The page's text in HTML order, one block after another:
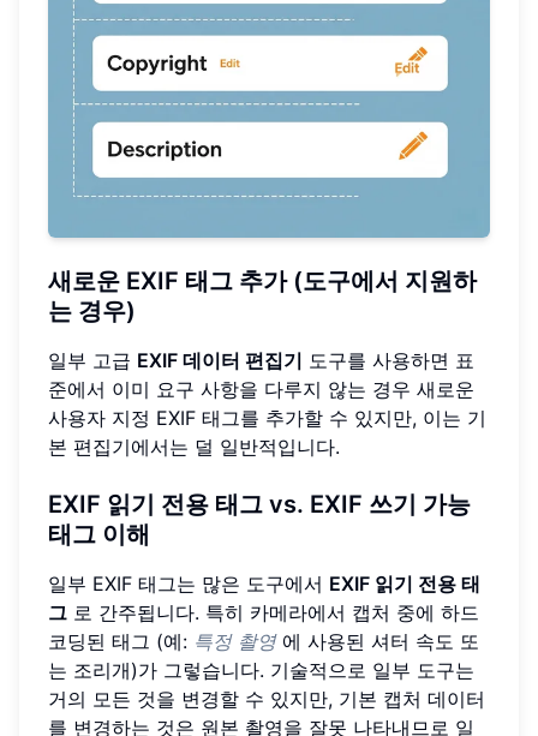
새로운 EXIF 태그 추가 (도구에서 지원하
는 경우)
일부 고급 EXIF 데이터 편집기 도구를 사용하면 표
준에서 이미 요구 사항을 다루지 않는 경우 새로운
사용자 지정 EXIF 태그를 추가할 수 있지만, 이는 기
본 편집기에서는 덜 일반적입니다.
EXIF 읽기 전용 태그 vs. EXIF 쓰기 가능
태그 이해
일부 EXIF 태그는 많은 도구에서 EXIF 읽기 전용 태
그 로 간주됩니다. 특히 카메라에서 캡처 중에 하드
코딩된 태그 (예: 특정 촬영에 사용된 셔터 속도 또
는 조리개)가 그렇습니다. 기술적으로 일부 도구는
거의 모든 것을 변경할 수 있지만, 기본 캡처 데이터
를 변경하는 것은 원본 촬영을 잘못 나타내므로 일